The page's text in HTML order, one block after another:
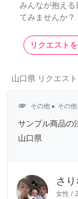
みんなが抱える
てみませんか？
リクエスト
山口県 リクエスト
attachment その他 ▸ その他
サンプル商品の
山口県
さ
女性 /